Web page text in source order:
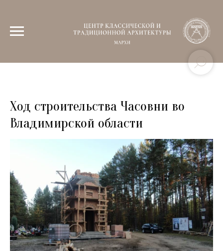
Ход строительства Часовни во
Владимирской области